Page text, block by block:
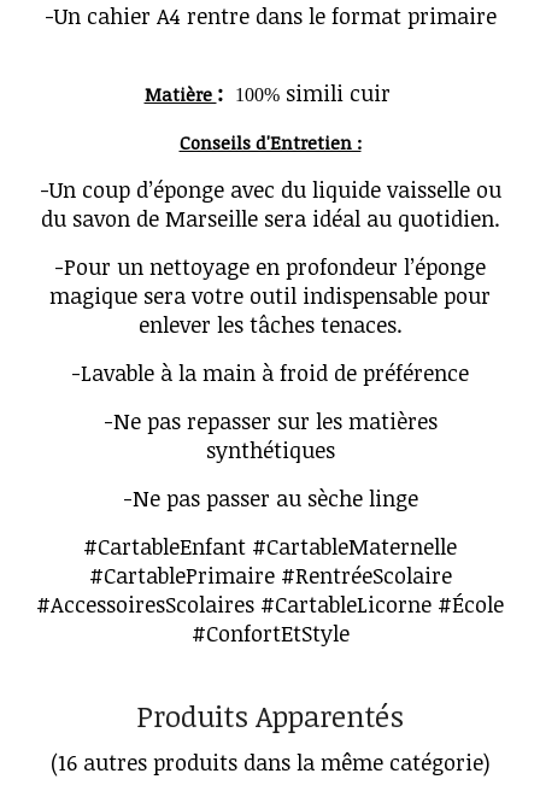
-Un cahier A4 rentre dans le format primaire
Matière : 100%simili cuir
Conseils d'Entretien :
-Un coup d’éponge avec du liquide vaisselle ou
du savon de Marseille sera idéal au quotidien.
-Pour un nettoyage en profondeur l’éponge
magique sera votre outil indispensable pour
enlever les tâches tenaces.
-Lavable à la main à froid de préférence
-Ne pas repasser sur les matières
synthétiques
-Ne pas passer au sèche linge
#CartableEnfant #CartableMaternelle
#CartablePrimaire #RentréeScolaire
#AccessoiresScolaires #CartableLicorne #École
#ConfortEtStyle
Produits Apparentés
(16 autres produits dans la même catégorie)